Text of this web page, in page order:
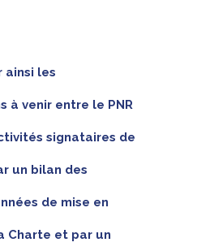
ainsi les
à venir entre le PNR
signataires de
un bilan des
de mise en
Charte et par un